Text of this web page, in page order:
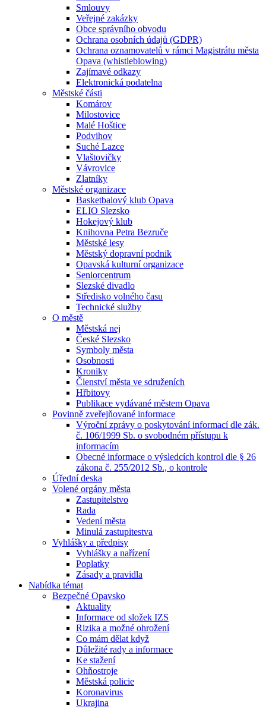
Smlouvy
Veřejné zakázky
Obce správního obvodu
Ochrana osobních údajů (GDPR)
Ochrana oznamovatelů v rámci Magistrátu města
Opava (whistleblowing)
Zajímavé odkazy
Elektronická podatelna
Městské části
Komárov
Milostovice
Malé Hoštice
Podvihov
Suché Lazce
Vlaštovičky
Vávrovice
Zlatníky
Městské organizace
Basketbalový klub Opava
ELIO Slezsko
Hokejový klub
Knihovna Petra Bezruče
Městské lesy
Městský dopravní podnik
Opavská kulturní organizace
Seniorcentrum
Slezské divadlo
Středisko volného času
Technické služby
O městě
Městská nej
České Slezsko
Symboly města
Osobnosti
Kroniky
Členství města ve sdruženích
Hřbitovy
Publikace vydávané městem Opava
Povinně zveřejňované informace
Výroční zprávy o poskytování informací dle zák.
č. 106/1999 Sb. o svobodném přístupu k
informacím
Obecné informace o výsledcích kontrol dle § 26
zákona č. 255/2012 Sb., o kontrole
Úřední deska
Volené orgány města
Zastupitelstvo
Rada
Vedení města
Minulá zastupitestva
Vyhlášky a předpisy
Vyhlášky a nařízení
Poplatky
Zásady a pravidla
Nabídka témat
Bezpečné Opavsko
Aktuality
Informace od složek IZS
Rizika a možné ohrožení
Co mám dělat když
Důležité rady a informace
Ke stažení
Ohňostroje
Městská policie
Koronavirus
Ukrajina